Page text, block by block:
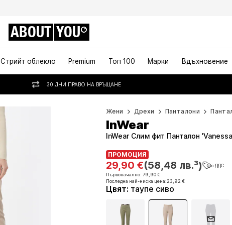
ABOUT YOU
Стрийт облекло Premium Топ 100 Марки Вдъхновение
30 ДНИ ПРАВО НА ВРЪЩАНЕ
Жени Дрехи Панталони
ПРОМОЦИЯ
29,90 €(58,48 лв.³)
с ДДС
Първоначално: 79,90 €
Последна най-ниска цена:23,92 €
ПРОМОЦИЯ
29,90 €(58,48 лв.³)
с ДДС
Първоначално: 79,90 €
Последна най-ниска цена:23,92 €
ПРОМОЦИЯ
29,90 €(58,48 лв.³)
Първоначално: 79,90 €
Последна най-ниска цена:23,92 €
InWear Слим фит Панталон
InWear
Цвят: таупе сиво